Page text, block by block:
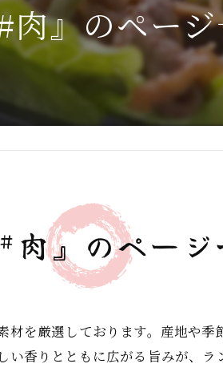
肉』のペー
肉』のページ
を厳選しております。産地や
香りとともに広がる旨みが、